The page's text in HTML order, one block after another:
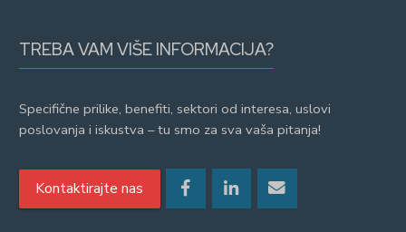
TREBA VAM VIŠE INFORMACIJA?
Specifične prilike, benefiti, sektori od interesa, uslovi
poslovanja i iskustva – tu smo za sva vaša pitanja!
Kontaktirajte nas